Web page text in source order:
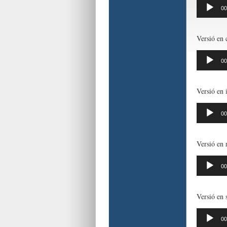
d'àudio
Versió en
Reproductor
d'àudio
Versió en
Reproductor
d'àudio
Versió en
Reproductor
d'àudio
Versió en
Reproductor
d'àudio